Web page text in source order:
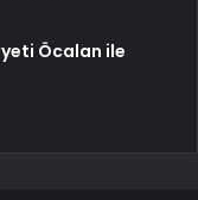
Öcalan ile